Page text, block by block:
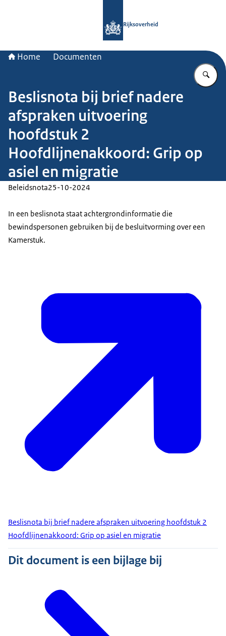
Rijksoverheid
Home Documenten
Beslisnota bij brief nadere
afspraken uitvoering
hoofdstuk 2
Hoofdlijnenakkoord: Grip op
asiel en migratie
Beleidsnota25-10-2024
In een beslisnota staat achtergrondinformatie die
bewindspersonen gebruiken bij de besluitvorming over een
Kamerstuk.
Beslisnota bij brief nadere afspraken uitvoering hoofdstuk 2
Hoofdlijnenakkoord: Grip op asiel en migratie
Dit document is een bijlage bij